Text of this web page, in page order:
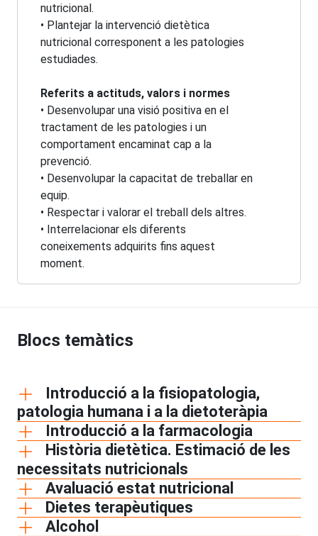
nutricional.
• Plantejar la intervenció dietètica
nutricional corresponent a les patologies
estudiades.
Referits a actituds, valors i normes
• Desenvolupar una visió positiva en el
tractament de les patologies i un
comportament encaminat cap a la
prevenció.
• Desenvolupar la capacitat de treballar en
equip.
• Respectar i valorar el treball dels altres.
• Interrelacionar els diferents
coneixements adquirits fins aquest
moment.
Blocs temàtics
Introducció a la fisiopatologia,
patologia humana i a la dietoteràpia
Introducció a la farmacologia
Història dietètica. Estimació de les
necessitats nutricionals
Avaluació estat nutricional
Dietes terapèutiques
Alcohol